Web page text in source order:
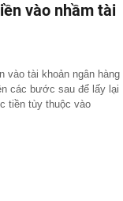
vào nhầm tài
vào tài khoản ngân hàng
các bước sau để lấy lại
tiền tùy thuộc vào